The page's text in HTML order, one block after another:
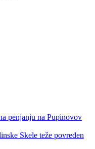
penjanju na Pupinovov
Skele teže povređen